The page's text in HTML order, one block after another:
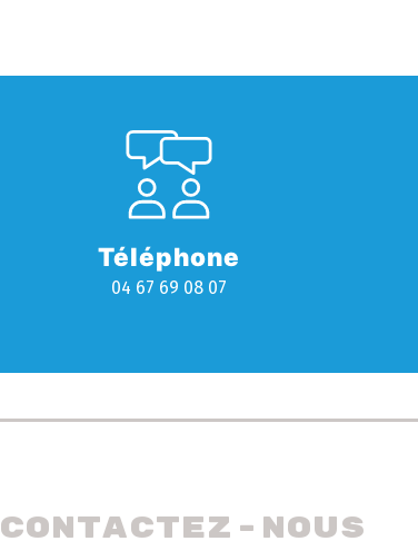
Téléphone
04 67 69 08 07
Contactez-nous